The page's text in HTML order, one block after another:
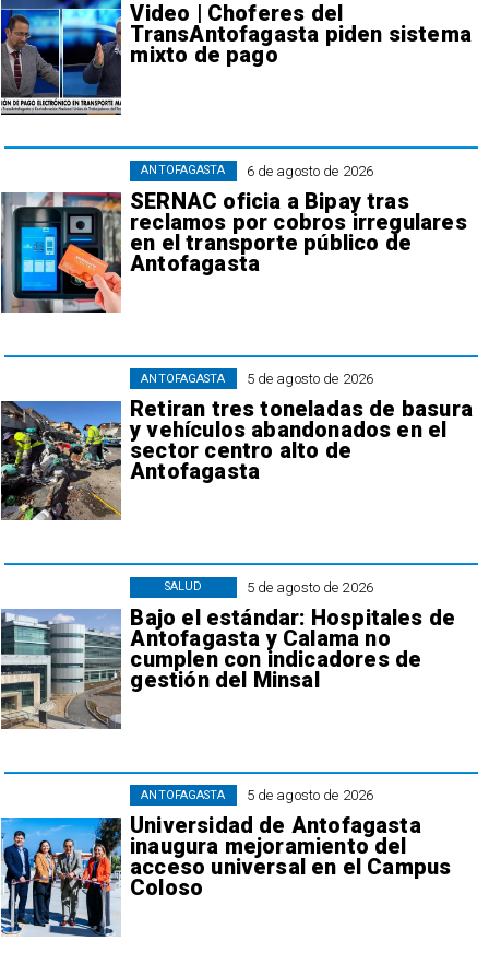
Video | Choferes del
TransAntofagasta piden sistema
mixto de pago
6 de agosto de 2026
SERNAC oficia a Bipay tras
reclamos por cobros irregulares
en el transporte público de
Antofagasta
ANTOFAGASTA
5 de agosto de 2026
Retiran tres toneladas de basura
y vehículos abandonados en el
sector centro alto de
Antofagasta
ANTOFAGASTA
5 de agosto de 2026
Bajo el estándar: Hospitales de
Antofagasta y Calama no
cumplen con indicadores de
gestión del Minsal
SALUD
5 de agosto de 2026
Universidad de Antofagasta
inaugura mejoramiento del
acceso universal en el Campus
Coloso
ANTOFAGASTA